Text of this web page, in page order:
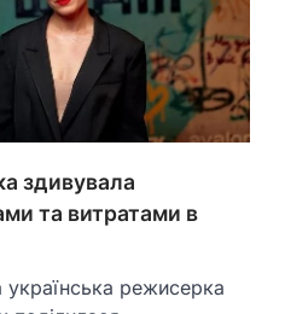
здивувала
та витратами в
українська режисерка